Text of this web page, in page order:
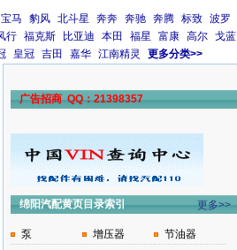
宝马 豹风 北斗星 奔奔 奔驰 奔腾 标致 波罗
行 福克斯 比亚迪 本田 福星 富康 高尔 戈蓝
皇冠 吉田 嘉华 江南精灵 更多分类>>
广告招商 QQ：21398357
绵阳汽配黄页目录索引 更多>>
泵 增压器
节油器